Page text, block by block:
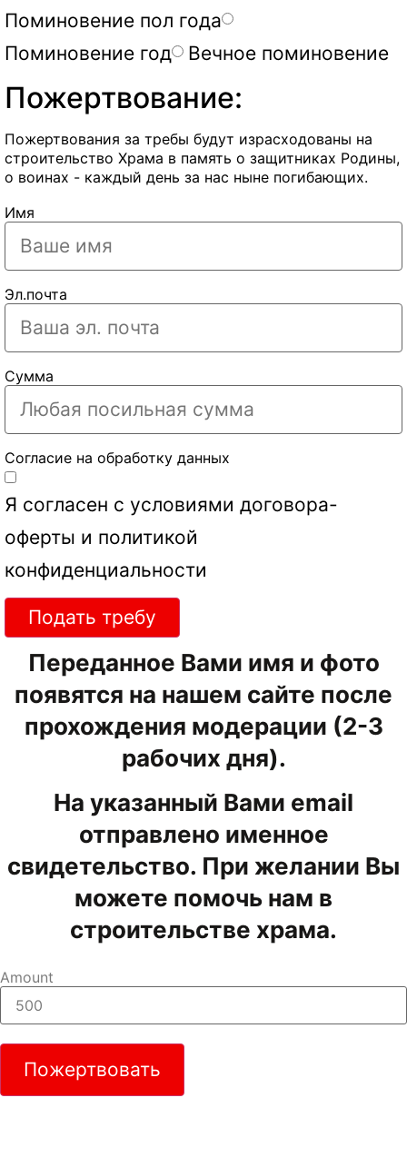
Поминовение пол года
Поминовение год
Вечное поминовение
Пожертвование:
Пожертвования за требы будут израсходованы на
строительство Храма в память о защитниках Родины,
о воинах - каждый день за нас ныне погибающих.
Имя
Эл.почта
Сумма
Согласие на обработку данных
Я согласен с условиями договора-
оферты и политикой
конфиденциальности
Подать требу
Переданное Вами имя и фото
появятся на нашем сайте после
прохождения модерации (2-3
рабочих дня).
На указанный Вами email
отправлено именное
свидетельство. При желании Вы
можете помочь нам в
строительстве храма.
Amount
Пожертвовать